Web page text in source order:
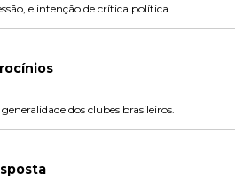
e intenção de crítica política.
dos clubes brasileiros.